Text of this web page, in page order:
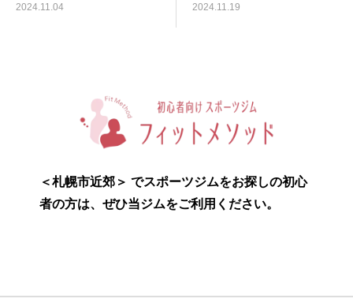
2024.11.04 2024.11.19
＜札幌市近郊＞ でスポーツジムをお探しの初心
者の方は、ぜひ当ジムをご利用ください。